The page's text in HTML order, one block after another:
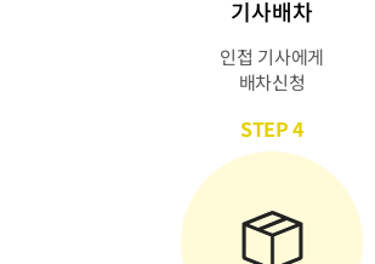
기사배차
인접 기사에게
배차신청
STEP 4